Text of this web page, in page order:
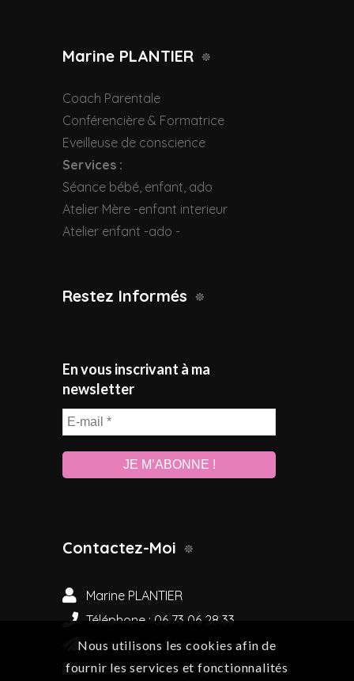
Marine PLANTIER
Coach Parentale
Conférencière & Formatrice
Eveilleuse de conscience
Services :
Séance bébé, enfant, ado
Atelier Mère -enfant interieur
Atelier enfant -ado -
Restez Informés
En vous inscrivant à ma
newsletter
E-
mail
*
Contactez-Moi
Marine PLANTIER
Téléphone : 06 73 06 28 33
Sainte-Anne-d'Auray
marine.plantier56@gmail.com
Nous utilisons les cookies afin de
fournir les services et fonctionnalités